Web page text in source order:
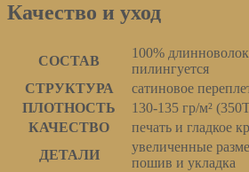
Качество и уход
СОСТАВ
100%
пилингуется
СТРУКТУРА
сатиновое
ПЛОТНОСТЬ
130-135 гр/м²
КАЧЕСТВО
печать и гладкое
ДЕТАЛИ
увеличенные
пошив и укладка